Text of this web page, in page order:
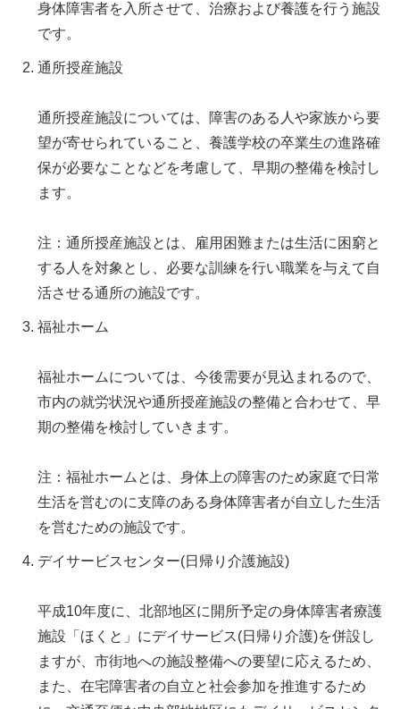
身体障害者を入所させて、治療および養護を行う施設
です。
通所授産施設
通所授産施設については、障害のある人や家族から要
望が寄せられていること、養護学校の卒業生の進路確
保が必要なことなどを考慮して、早期の整備を検討し
ます。
注：通所授産施設とは、雇用困難または生活に困窮と
する人を対象とし、必要な訓練を行い職業を与えて自
活させる通所の施設です。
福祉ホーム
福祉ホームについては、今後需要が見込まれるので、
市内の就労状況や通所授産施設の整備と合わせて、早
期の整備を検討していきます。
注：福祉ホームとは、身体上の障害のため家庭で日常
生活を営むのに支障のある身体障害者が自立した生活
を営むための施設です。
デイサービスセンター(日帰り介護施設)
平成10年度に、北部地区に開所予定の身体障害者療護
施設「ほくと」にデイサービス(日帰り介護)を併設し
ますが、市街地への施設整備への要望に応えるため、
また、在宅障害者の自立と社会参加を推進するため